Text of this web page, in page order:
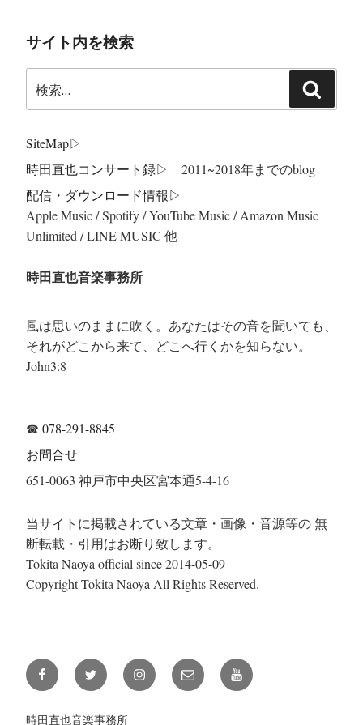
サイト内を検索
索:
索
SiteMap▷
時田直也コンサート録▷ 2011~2018年までのblog
配信・ダウンロード情報▷
Apple Music / Spotify / YouTube Music / Amazon Music
Unlimited / LINE MUSIC 他
時田直也音楽事務所
風は思いのままに吹く。あなたはその音を聞いても、
それがどこから来て、どこへ行くかを知らない。
John3:8
☎ 078-291-8845
お問合せ
651-0063 神戸市中央区宮本通5-4-16
当サイトに掲載されている文章・画像・音源等の 無
断転載・引用はお断り致します。
Tokita Naoya official since 2014-05-09
Copyright Tokita Naoya All Rights Reserved.
Facebook Twitter Instagramメ
ー
YouTube
時田直也音楽事務所